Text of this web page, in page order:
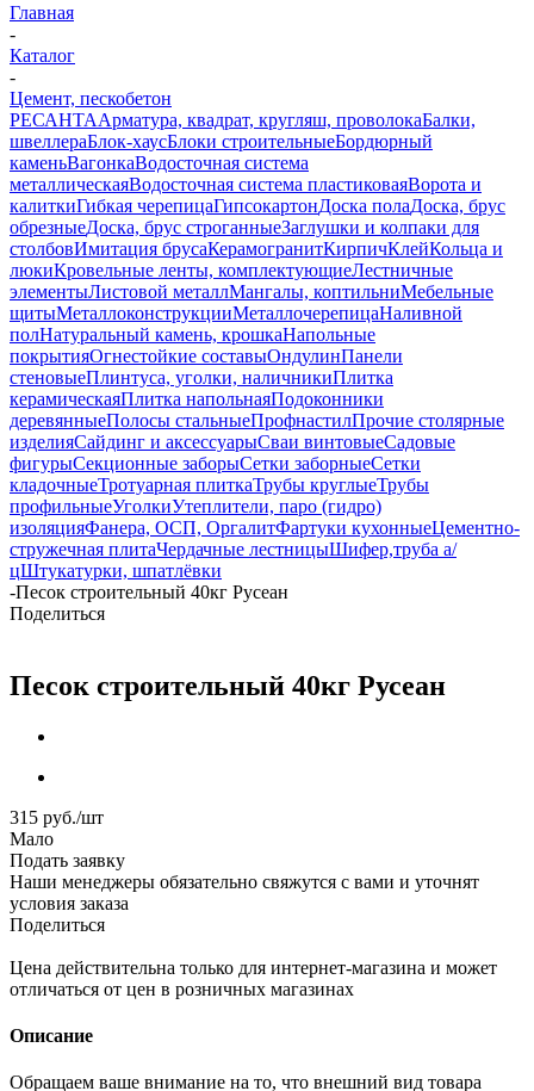
Главная
-
Каталог
-
Цемент, пескобетон
РЕСАНТААрматура, квадрат, кругляш, проволокаБалки,
швеллераБлок-хаусБлоки строительныеБордюрный
каменьВагонкаВодосточная система
металлическаяВодосточная система пластиковаяВорота и
калиткиГибкая черепицаГипсокартонДоска полаДоска, брус
обрезныеДоска, брус строганныеЗаглушки и колпаки для
столбовИмитация брусаКерамогранитКирпичКлейКольца и
люкиКровельные ленты, комплектующиеЛестничные
элементыЛистовой металлМангалы, коптильниМебельные
щитыМеталлоконструкцииМеталлочерепицаНаливной
полНатуральный камень, крошкаНапольные
покрытияОгнестойкие составыОндулинПанели
стеновыеПлинтуса, уголки, наличникиПлитка
керамическаяПлитка напольнаяПодоконники
деревянныеПолосы стальныеПрофнастилПрочие столярные
изделияСайдинг и аксессуарыСваи винтовыеСадовые
фигурыСекционные заборыСетки заборныеСетки
кладочныеТротуарная плиткаТрубы круглыеТрубы
профильныеУголкиУтеплители, паро (гидро)
изоляцияФанера, ОСП, ОргалитФартуки кухонныеЦементно-
стружечная плитаЧердачные лестницыШифер,труба а/
цШтукатурки, шпатлёвки
-Песок строительный 40кг Русеан
Поделиться
Песок строительный 40кг Русеан
315 руб./шт
Мало
Подать заявку
Наши менеджеры обязательно свяжутся с вами и уточнят
условия заказа
Поделиться
Цена действительна только для интернет-магазина и может
отличаться от цен в розничных магазинах
Описание
Обращаем ваше внимание на то, что внешний вид товара